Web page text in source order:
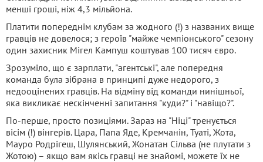
менші гроші, ніж 4,3 мільйона.
Платити попереднім клубам за жодного (!) з названих вище
гравців не довелося; з героїв "майже чемпіонського" сезону
один захисник Мігел Кампуш коштував 100 тисяч євро.
Зрозуміло, що є зарплати, "агентські", але попередня
команда була зібрана в принципі дуже недорого, з
недооцінених гравців. На відміну від команди нинішньої,
яка викликає нескінченні запитання "куди?" і "навіщо?".
По-перше, просто позиціями. Зараз на "Ніці" тренується
вісім (!) вінгерів. Цара, Папа Яде, Кремчанін, Туаті, Жота,
Мауро Родрігеш, Шулянський, Жонатан Сільва (не плутати з
Жотою) – якщо вам якісь гравці не знайомі, можете їх не